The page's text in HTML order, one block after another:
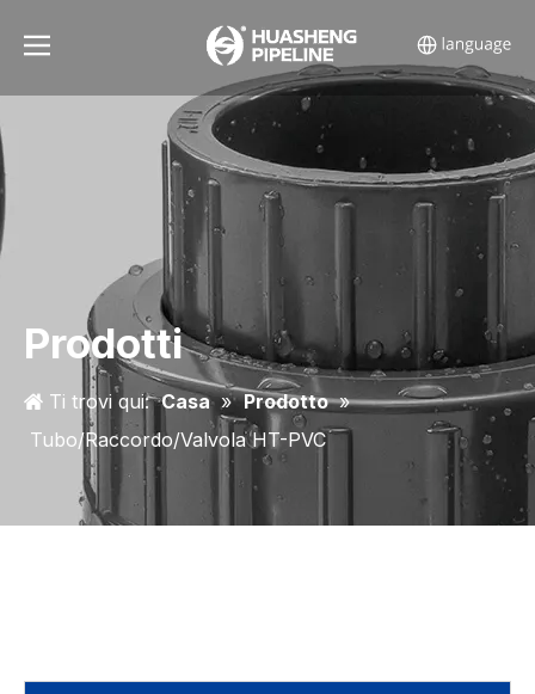
Prodotti
Ti trovi qui: Casa » Prodotto »
Tubo/Raccordo/Valvola HT-PVC